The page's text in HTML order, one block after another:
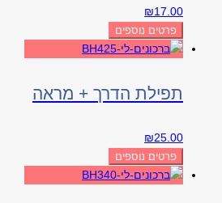
₪17.00
פרטים נוספים
תפילת הדרך + מראה
₪25.00
פרטים נוספים